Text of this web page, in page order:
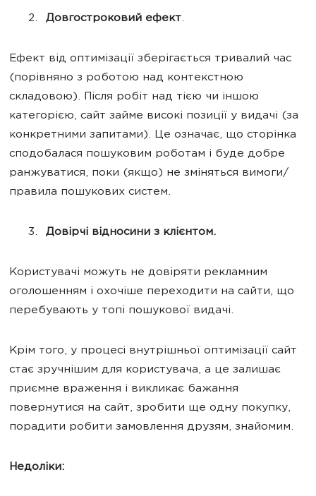
Довгостроковий ефект.
Ефект від оптимізації зберігається тривалий час
(порівняно з роботою над контекстною
складовою). Після робіт над тією чи іншою
категорією, сайт займе високі позиції у видачі (за
конкретними запитами). Це означає, що сторінка
сподобалася пошуковим роботам і буде добре
ранжуватися, поки (якщо) не зміняться вимоги/
правила пошукових систем.
Довірчі відносини з клієнтом.
Користувачі можуть не довіряти рекламним
оголошенням і охочіше переходити на сайти, що
перебувають у топі пошукової видачі.
Крім того, у процесі внутрішньої оптимізації сайт
стає зручнішим для користувача, а це залишає
приємне враження і викликає бажання
повернутися на сайт, зробити ще одну покупку,
порадити робити замовлення друзям, знайомим.
Недоліки: